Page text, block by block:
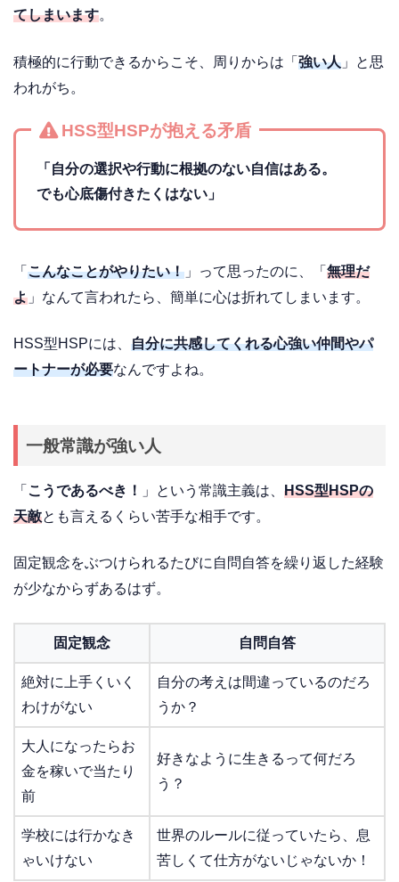
てしまいます。
積極的に行動できるからこそ、周りからは「 強い人 」と思
われがち。
HSS型HSPが抱える矛盾
「自分の選択や行動に根拠のない自信はある。
でも心底傷付きたくはない」
「 こんなことがやりたい！ 」って思ったのに、「 無理だ
よ 」なんて言われたら、簡単に心は折れてしまいます。
HSS型HSPには、 自分に共感してくれる心強い仲間やパ
ートナーが必要なんですよね。
一般常識が強い人
「 こうであるべき！ 」という常識主義は、 HSS型HSPの
天敵とも言えるくらい苦手な相手です。
固定観念をぶつけられるたびに自問自答を繰り返した経験
が少なからずあるはず。
固定観念 自問自答
絶対に上手くいく
わけがない
自分の考えは間違っているのだろ
うか？
大人になったらお
金を稼いで当たり
前
好きなように生きるって何だろ
う？
学校には行かなき
ゃいけない
世界のルールに従っていたら、息
苦しくて仕方がないじゃないか！